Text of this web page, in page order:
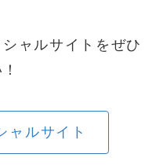
ャルサイトをぜひ
ルサイト